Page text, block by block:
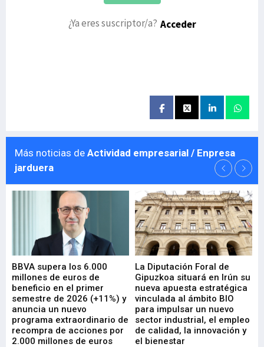
¿Ya eres suscriptor/a? Acceder
Más noticias de Actividad empresarial / Enpresa
jarduera
BBVA supera los 6.000
millones de euros de
beneficio en el primer
semestre de 2026 (+11%) y
anuncia un nuevo
programa extraordinario de
recompra de acciones por
2.000 millones de euros
La Diputación Foral de
Gipuzkoa situará en Irún su
nueva apuesta estratégica
vinculada al ámbito BIO
para impulsar un nuevo
sector industrial, el empleo
de calidad, la innovación y
el bienestar